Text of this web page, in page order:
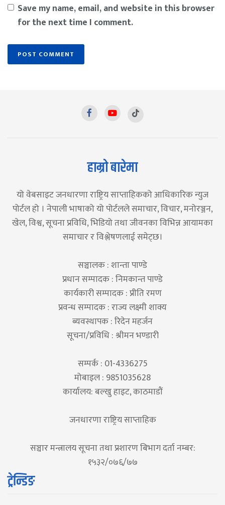
Save my name, email, and website in this browser
for the next time I comment.
हाम्रो बारेमा
यो वेबसाइट जनधारणा राष्ट्रिय साप्ताहिकको आधिकारिक न्युज
पोर्टल हो । नेपाली भाषाको यो पोर्टलले समाचार, विचार, मनोरञ्जन,
खेल, विश्व, सूचना प्रविधि, भिडियो तथा जीवनका विभिन्न आयामका
समाचार र विश्लेषणलाई समेट्छ।
सञ्चालक : शान्ता पाण्डे
प्रधान सम्पादक : निमकान्त पाण्डे
कार्यकारी सम्पादक : प्रीति रमण
प्रवन्ध सम्पादक : राज्य लक्ष्मी शाक्य
ब्यवस्थापक : रिदेन महर्जन
सूचना/प्रविधि : श्रीमन भण्डारी
सम्पर्क : 01-4336275
मोबाइल : 9851035628
कार्यालय: बल्खु हाइट, काठमाडौं
जनधारणा राष्ट्रिय साप्ताहिक
सञ्चार मन्त्रालय सूचना तथा प्रशारण बिभाग दर्ता नम्बर:
१५३२/०७६/७७
ट्रेन्डिङ